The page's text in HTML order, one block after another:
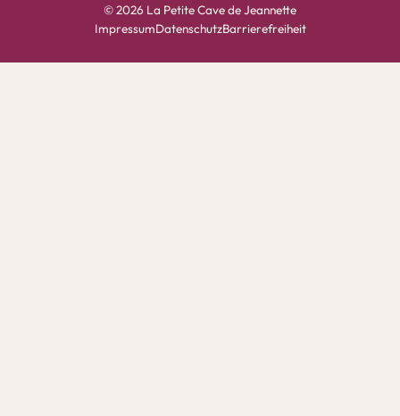
©2026 La Petite Cave de Jeannette
ImpressumDatenschutzBarrierefreiheit